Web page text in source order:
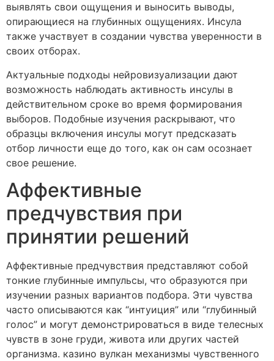
выявлять свои ощущения и выносить выводы,
опирающиеся на глубинных ощущениях. Инсула
также участвует в создании чувства уверенности в
своих отборах.
Актуальные подходы нейровизуализации дают
возможность наблюдать активность инсулы в
действительном сроке во время формирования
выборов. Подобные изучения раскрывают, что
образцы включения инсулы могут предсказать
отбор личности еще до того, как он сам осознает
свое решение.
Аффективные
предчувствия при
принятии решений
Аффективные предчувствия представляют собой
тонкие глубинные импульсы, что образуются при
изучении разных вариантов подбора. Эти чувства
часто описываются как “интуиция” или “глубинный
голос” и могут демонстрироваться в виде телесных
чувств в зоне груди, живота или других частей
организма. казино вулкан механизмы чувственного